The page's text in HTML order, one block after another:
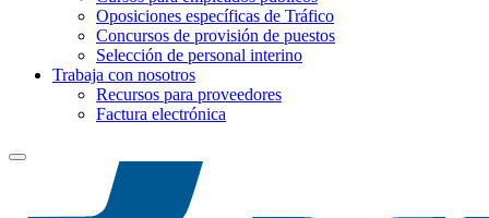
Oposiciones específicas de Tráfico
Concursos de provisión de puestos
Selección de personal interino
Trabaja con nosotros
Recursos para proveedores
Factura electrónica